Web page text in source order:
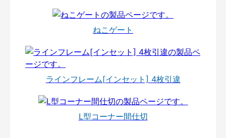
ねこゲート
ラインフレーム[インセット] 4枚引違
L型コーナー間仕切